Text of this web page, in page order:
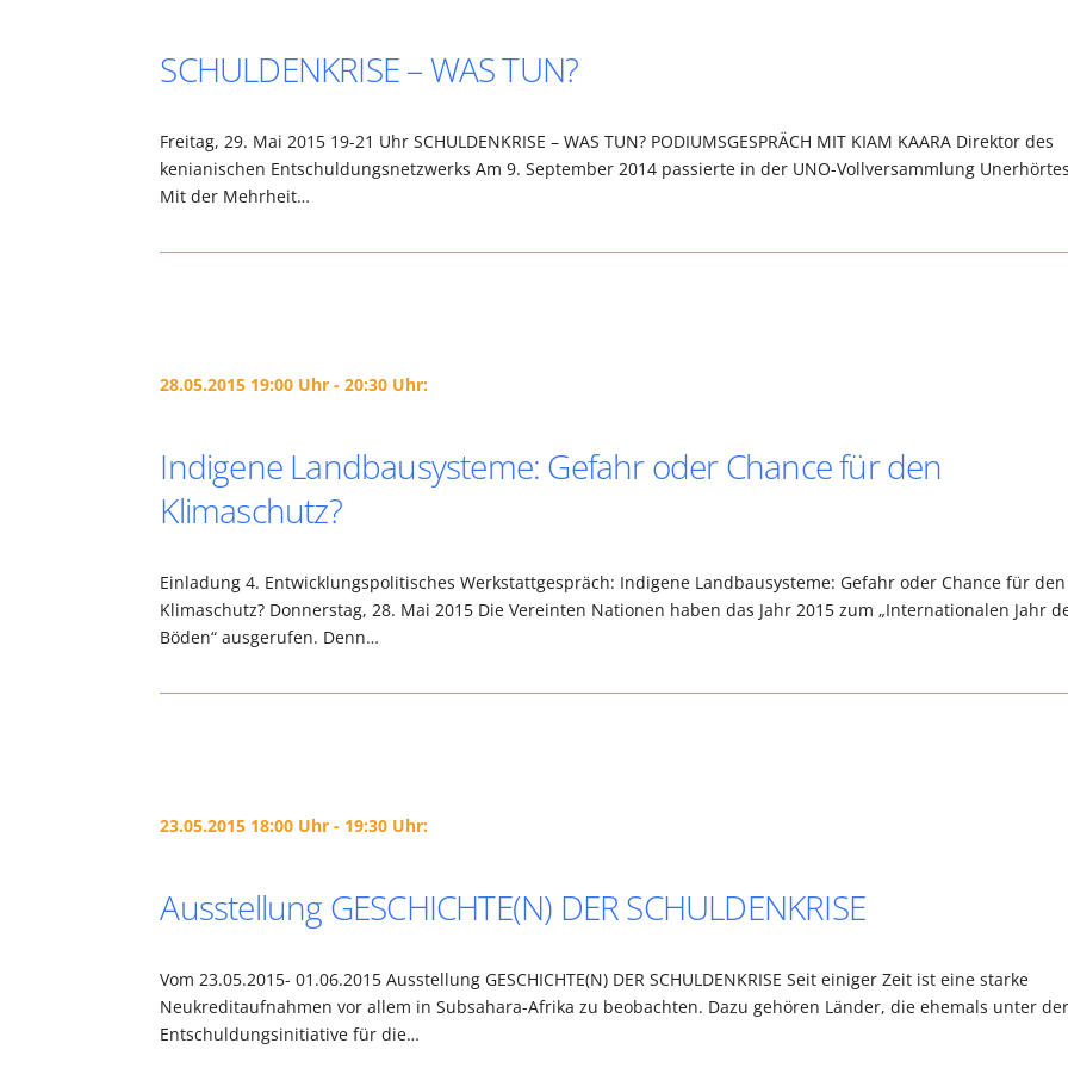
SCHULDENKRISE – WAS TUN?
Freitag, 29. Mai 2015 19-21 Uhr SCHULDENKRISE – WAS TUN? PODIUMSGESPRÄCH MIT KIAM KAARA Direktor des
kenianischen Entschuldungsnetzwerks Am 9. September 2014 passierte in der UNO-Vollversammlung
Mit der Mehrheit…
28.05.2015 19:00 Uhr - 20:30 Uhr:
Indigene Landbausysteme: Gefahr oder Chance für den
Klimaschutz?
Einladung 4. Entwicklungspolitisches Werkstattgespräch: Indigene Landbausysteme: Gefahr oder Chance für den
Klimaschutz? Donnerstag, 28. Mai 2015 Die Vereinten Nationen haben das Jahr 2015 zum „Internationalen Jahr
Böden“ ausgerufen. Denn…
23.05.2015 18:00 Uhr - 19:30 Uhr:
Ausstellung GESCHICHTE(N) DER SCHULDENKRISE
Vom 23.05.2015- 01.06.2015 Ausstellung GESCHICHTE(N) DER SCHULDENKRISE Seit einiger Zeit ist eine starke
Neukreditaufnahmen vor allem in Subsahara-Afrika zu beobachten. Dazu gehören Länder, die ehemals unter
Entschuldungsinitiative für die…